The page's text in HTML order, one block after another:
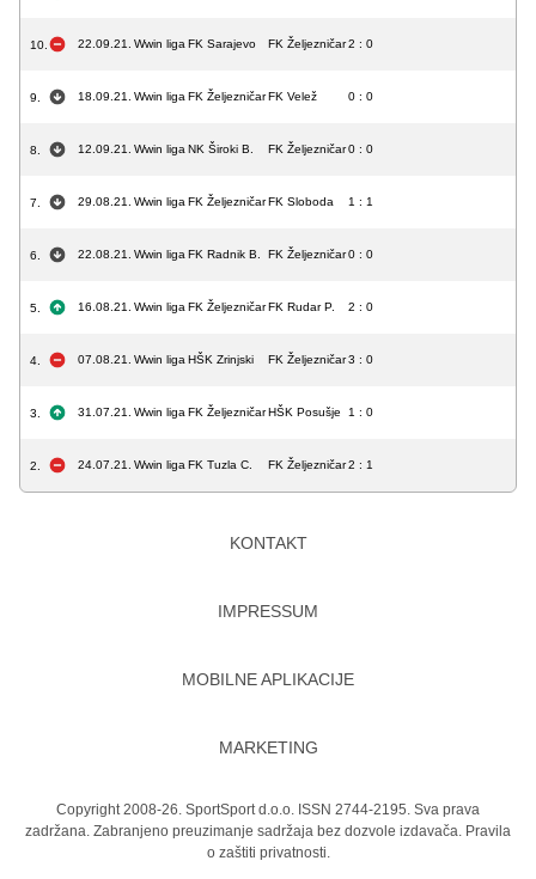
10. 22.09.21. Wwin liga FK Sarajevo FK Željezničar2 : 0
9. 18.09.21. Wwin liga FK ŽeljezničarFK Velež 0 : 0
8. 12.09.21. Wwin liga NK Široki B. FK Željezničar0 : 0
7. 29.08.21. Wwin liga FK ŽeljezničarFK Sloboda 1 : 1
6. 22.08.21. Wwin liga FK Radnik B. FK Željezničar0 : 0
5. 16.08.21. Wwin liga FK ŽeljezničarFK Rudar P. 2 : 0
4. 07.08.21. Wwin liga HŠK Zrinjski FK Željezničar3 : 0
3. 31.07.21. Wwin liga FK ŽeljezničarHŠK Posušje 1 : 0
2. 24.07.21. Wwin liga FK Tuzla C. FK Željezničar2 : 1
KONTAKT
IMPRESSUM
MOBILNE APLIKACIJE
MARKETING
Copyright 2008-26. SportSport d.o.o. ISSN 2744-2195. Sva prava
zadržana. Zabranjeno preuzimanje sadržaja bez dozvole izdavača. Pravila
o zaštiti privatnosti.